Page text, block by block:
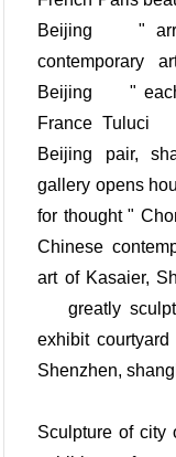
Beijing "
contemporary
Beijing " each
France Tuluci
Beijing pair,
gallery opens
for thought "
Chinese
art of Kasaier,
greatly
exhibit
Shenzhen,
Sculpture of city